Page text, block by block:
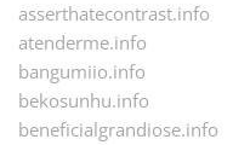
asserthatecontrast.info
atenderme.info
bangumiio.info
bekosunhu.info
beneficialgrandiose.info